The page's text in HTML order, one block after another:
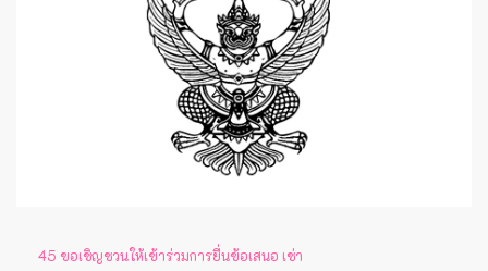
45 ขอเชิญชวนให้เข้าร่วมการยื่นข้อเสนอ เช่า